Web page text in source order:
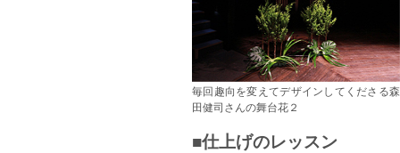
毎回趣向を変えてデザインしてくださる森
田健司さんの舞台花２
■仕上げのレッスン